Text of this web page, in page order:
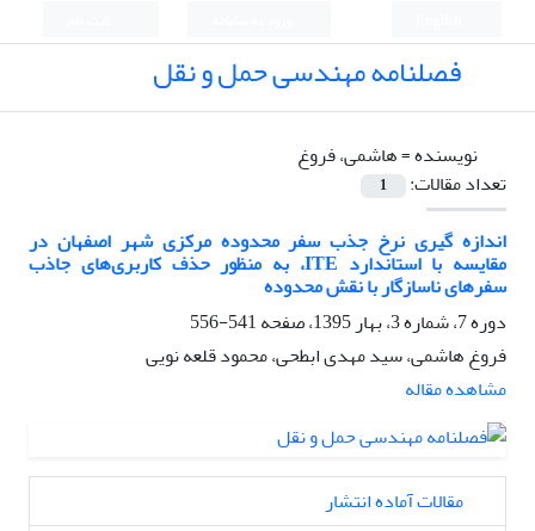
فصلنامه مهندسی حمل و نقل
نویسنده =هاشمی، فروغ
تعداد مقالات:
1
اندازه گیری نرخ جذب سفر محدوده مرکزی شهر اصفهان در
مقایسه با استاندارد ITE، به منظور حذف کاربری‌های جاذب
سفرهای ناسازگار با نقش محدوده
دوره 7، شماره 3، بهار 1395، صفحه
541-556
فروغ هاشمی، سید مهدی ابطحی، محمود قلعه نویی
مشاهده مقاله
مقالات آماده انتشار